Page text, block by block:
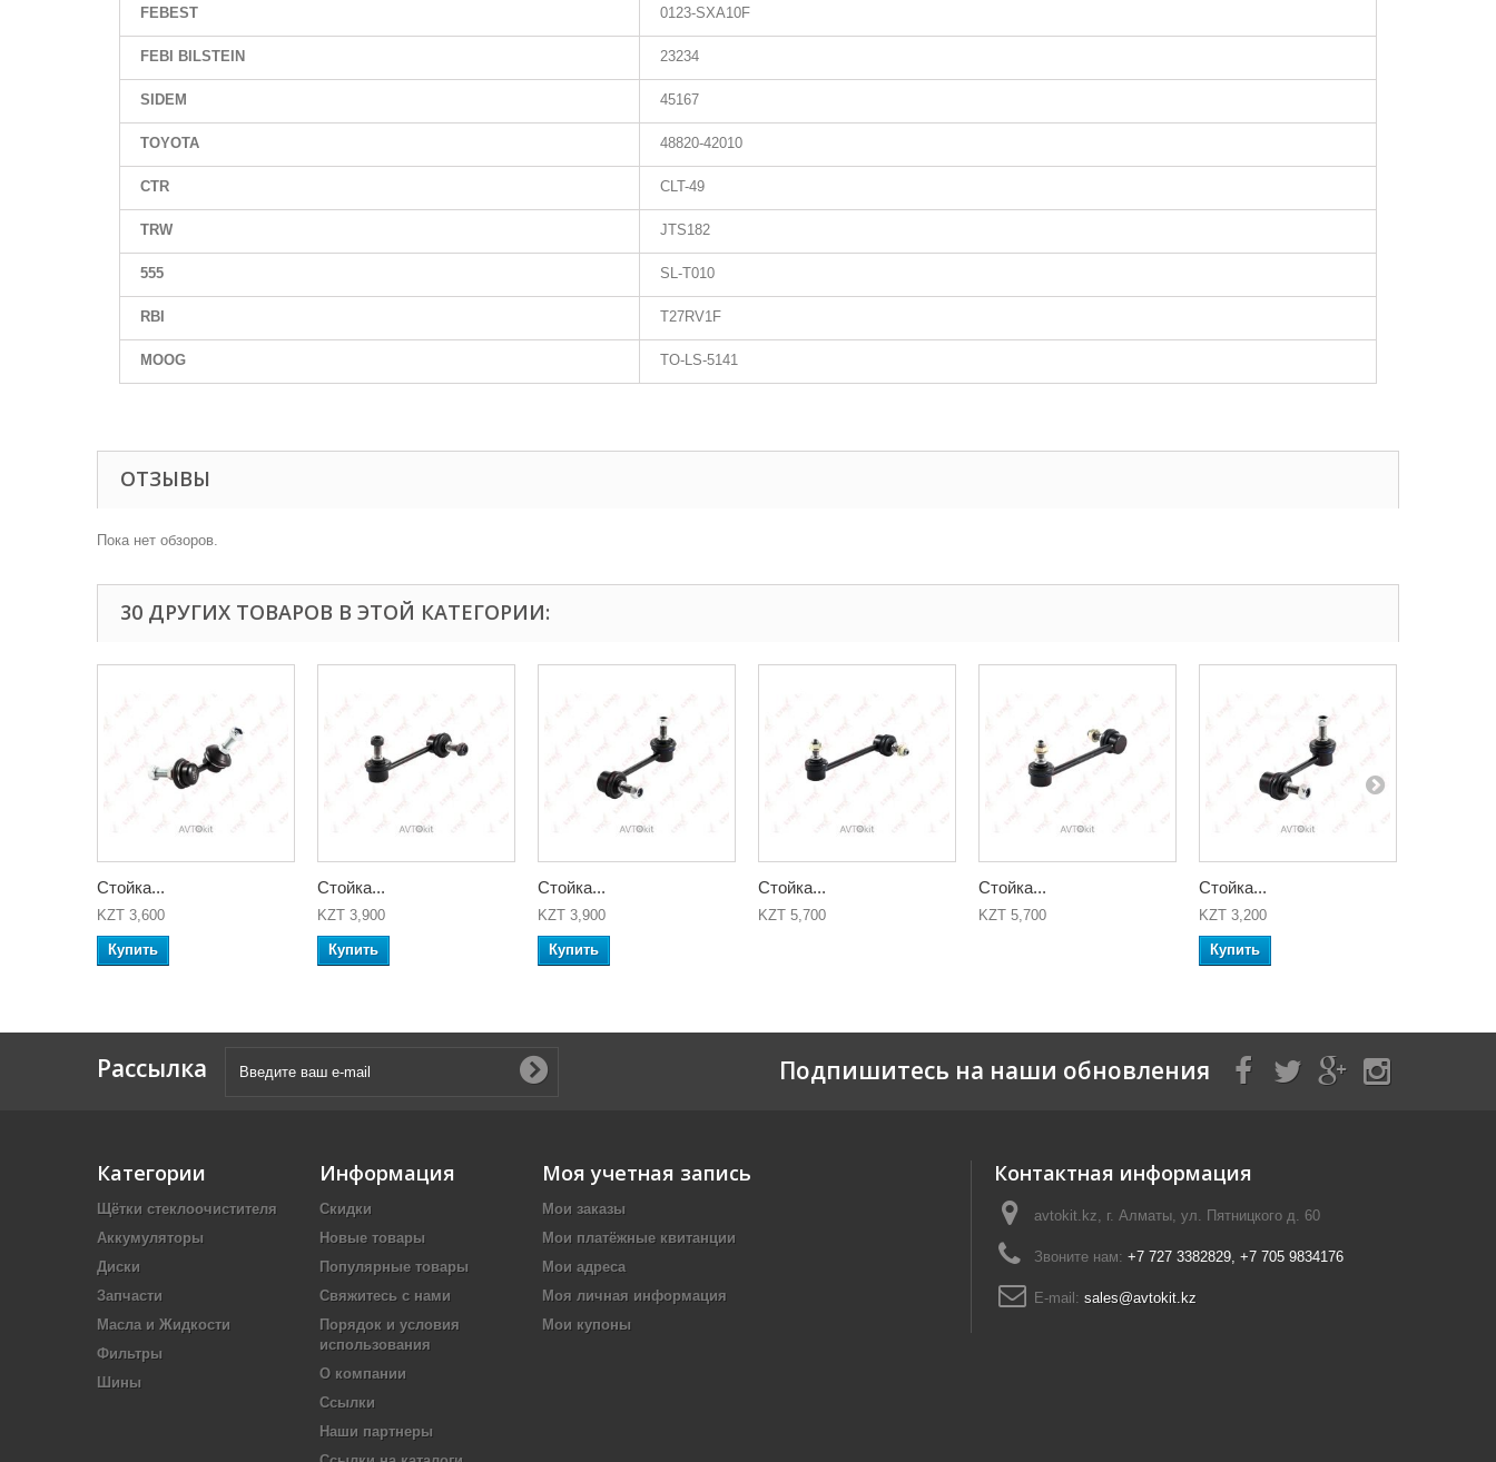
FEBEST 0123-SXA10F
FEBI BILSTEIN 23234
SIDEM 45167
TOYOTA 48820-42010
CTR CLT-49
TRW JTS182
555 SL-T010
RBI T27RV1F
MOOG TO-LS-5141
ОТЗЫВЫ
Пока нет обзоров.
30 ДРУГИХ ТОВАРОВ В ЭТОЙ КАТЕГОРИИ:
Стойка...
KZT 3,600
Купить
Стойка...
KZT 3,900
Купить
Стойка...
KZT 3,900
Купить
Стойка...
KZT 5,700
Стойка...
KZT 5,700
Стойка...
KZT 3,200
Купить
Рассылка Подпишитесь на наши обновления
Категории
Щётки стеклоочистителя
Аккумуляторы
Диски
Запчасти
Масла и Жидкости
Фильтры
Шины
Информация
Скидки
Новые товары
Популярные товары
Свяжитесь с нами
Порядок и условия
использования
О компании
Ссылки
Наши партнеры
Моя учетная запись
Мои заказы
Мои платёжные квитанции
Мои адреса
Моя личная информация
Мои купоны
Контактная информация
avtokit.kz, г. Алматы, ул. Пятницкого д. 60
Звоните нам: +7 727 3382829, +7 705 9834176
E-mail: sales@avtokit.kz